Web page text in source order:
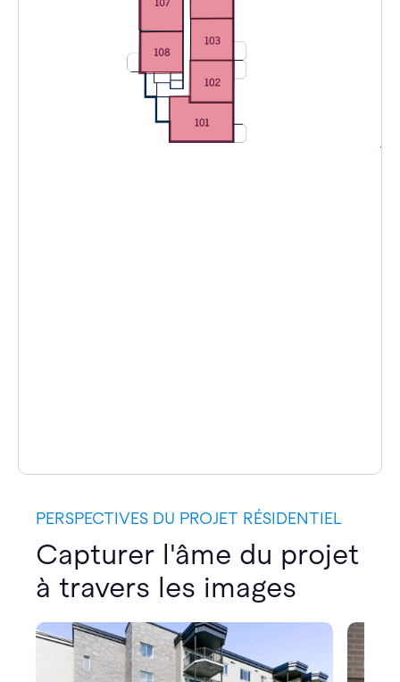
PERSPECTIVES DU PROJET RÉSIDENTIEL
Capturer l'âme du projet
à travers les images